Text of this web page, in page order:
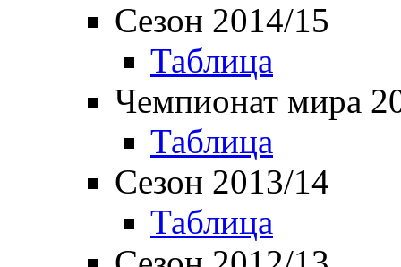
Сезон 2014/15
Таблица
Чемпионат мира
Таблица
Сезон 2013/14
Таблица